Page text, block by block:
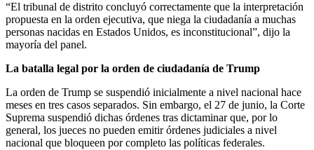
“El tribunal de distrito concluyó correctamente que la interpretación
propuesta en la orden ejecutiva, que niega la ciudadanía a muchas
personas nacidas en Estados Unidos, es inconstitucional”, dijo la
mayoría del panel.
La batalla legal por la orden de ciudadanía de Trump
La orden de Trump se suspendió inicialmente a nivel nacional hace
meses en tres casos separados. Sin embargo, el 27 de junio, la Corte
Suprema suspendió dichas órdenes tras dictaminar que, por lo
general, los jueces no pueden emitir órdenes judiciales a nivel
nacional que bloqueen por completo las políticas federales.